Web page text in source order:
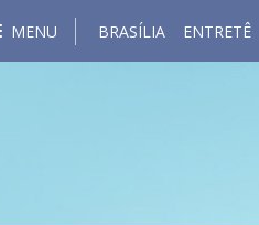
MENU BRASÍLIA ENTRETÊ